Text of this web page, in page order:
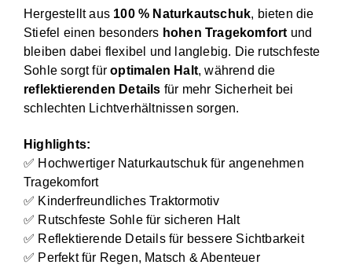
Hergestellt aus 100 % Naturkautschuk, bieten die
Stiefel einen besonders hohen Tragekomfort und
bleiben dabei flexibel und langlebig. Die rutschfeste
Sohle sorgt füroptimalen Halt, während die
reflektierenden Details für mehr Sicherheit bei
schlechten Lichtverhältnissen sorgen.
Highlights:
✅ Hochwertiger Naturkautschuk für angenehmen
Tragekomfort
✅ Kinderfreundliches Traktormotiv
✅ Rutschfeste Sohle für sicheren Halt
✅ Reflektierende Details für bessere Sichtbarkeit
✅ Perfekt für Regen, Matsch & Abenteuer